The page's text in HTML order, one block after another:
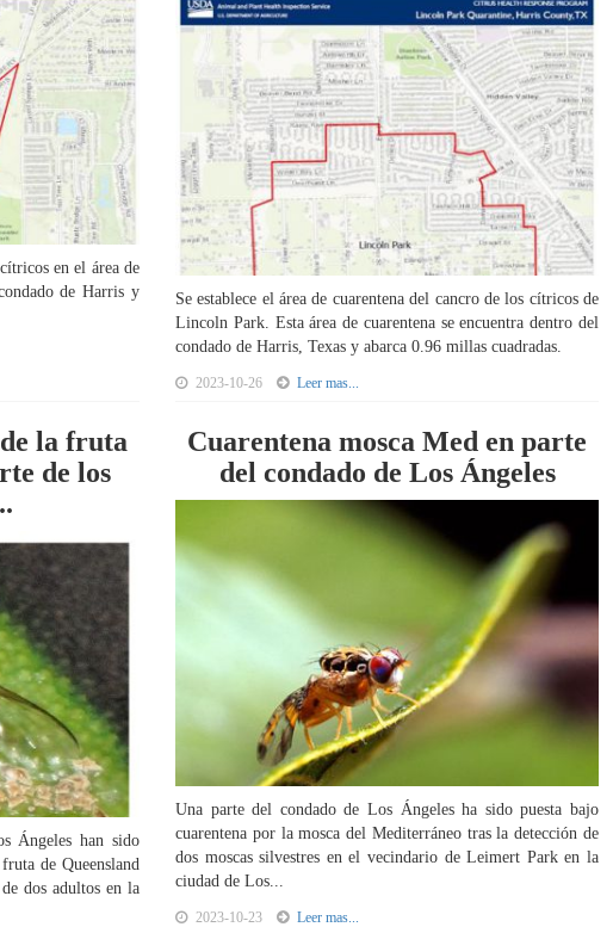
en el área de
de Harris y
Se establece el área de cuarentena del cancro de los cítricos de
Lincoln Park. Esta área de cuarentena se encuentra dentro del
condado de Harris, Texas y abarca 0.96 millas cuadradas.
2023-10-26 Leer mas...
la fruta
de los
Ángeles han sido
de Queensland
dos adultos en la
Cuarentena mosca Med en parte
del condado de Los Ángeles
Una parte del condado de Los Ángeles ha sido puesta bajo
cuarentena por la mosca del Mediterráneo tras la detección de
dos moscas silvestres en el vecindario de Leimert Park en la
ciudad de Los...
2023-10-23 Leer mas...